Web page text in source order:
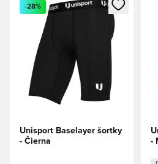
-28%
Unisport Baselayer šortky
- Čierna
-